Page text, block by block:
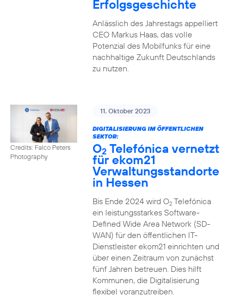
Erfolgsgeschichte
Anlässlich des Jahrestags appelliert
CEO Markus Haas, das volle
Potenzial des Mobilfunks für eine
nachhaltige Zukunft Deutschlands
zu nutzen.
Credits: Falco Peters
Photography
11. Oktober 2023
DIGITALISIERUNG IM ÖFFENTLICHEN
SEKTOR:
O2 Telefónica vernetzt
für ekom21
Verwaltungsstandorte
in Hessen
Bis Ende 2024 wird O2Telefónica
ein leistungsstarkes Software-
Defined Wide Area Network (SD-
WAN) für den öffentlichen IT-
Dienstleister ekom21 einrichten und
über einen Zeitraum von zunächst
fünf Jahren betreuen. Dies hilft
Kommunen, die Digitalisierung
flexibel voranzutreiben.